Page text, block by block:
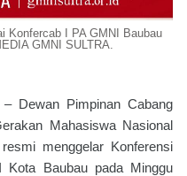
Konfercab I PA GMNI Baubau
GMNI SULTRA.
– Dewan Pimpinan Cabang
Mahasiswa Nasional
menggelar Konferensi
Baubau pada Minggu